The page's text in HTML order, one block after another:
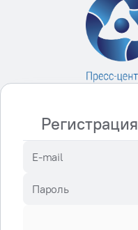
Регистрация
E-mail
Пароль